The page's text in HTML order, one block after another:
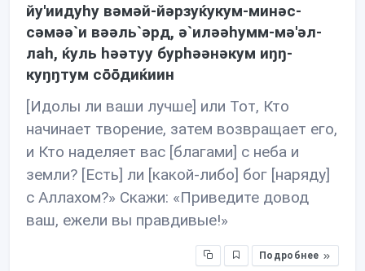
йу'иидуhу вəмəй-йəрзуќукум-минəс-
сəмəə`и вəəль`əрд, ə`илəəhумм-мə'əл-
лаh, ќуль həəтуу бурhəəнəкум иŋŋ-
куŋŋтум сōōдиќиин
[Идолы ли ваши лучше] или Тот, Кто
начинает творение, затем возвращает его,
и Кто наделяет вас [благами] с неба и
земли? [Есть] ли [какой-либо] бог [наряду]
с Аллахом?» Скажи: «Приведите довод
ваш, ежели вы правдивые!»
Подробнее